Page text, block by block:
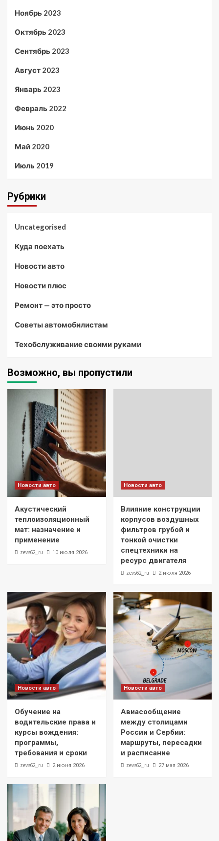
Ноябрь 2023
Октябрь 2023
Сентябрь 2023
Август 2023
Январь 2023
Февраль 2022
Июнь 2020
Май 2020
Июль 2019
Рубрики
Uncategorised
Куда поехать
Новости авто
Новости плюс
Ремонт — это просто
Советы автомобилистам
Техобслуживание своими руками
Возможно, вы пропустили
Новости авто
Акустический
теплоизоляционный
мат: назначение и
применение
zevs62_ru 10 июля 2026
Новости авто
Влияние конструкции
корпусов воздушных
фильтров грубой и
тонкой очистки
спецтехники на
ресурс двигателя
zevs62_ru 2 июля 2026
Новости авто
Обучение на
водительские права и
курсы вождения:
программы,
требования и сроки
zevs62_ru 2 июня 2026
Новости авто
Авиасообщение
между столицами
России и Сербии:
маршруты, пересадки
и расписание
zevs62_ru 27 мая 2026